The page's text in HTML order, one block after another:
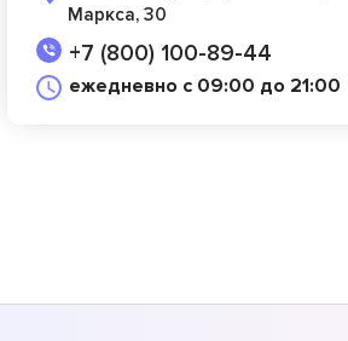
Маркса, 30
+7 (800) 100-89-44
ежедневно с 09:00 до 21:00